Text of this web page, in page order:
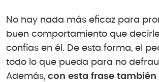
No hay nada más eficaz para
buen comportamiento que
confías en él. De esta forma, el
todo lo que pueda para no
Además, con esta frase también